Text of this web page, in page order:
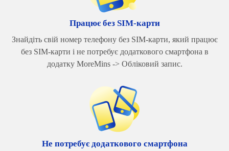
Працює без SIM-карти
Знайдіть свій номер телефону без SIM-карти, який працює
без SIM-карти і не потребує додаткового смартфона в
додатку MoreMins -> Обліковий запис.
Не потребує додаткового смартфона